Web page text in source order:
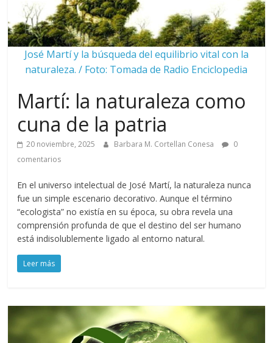
José Martí y la búsqueda del equilibrio vital con la
naturaleza. / Foto: Tomada de Radio Enciclopedia
Martí: la naturaleza como
cuna de la patria
20 noviembre, 2025 Barbara M. Cortellan Conesa
0
comentarios
En el universo intelectual de José Martí, la naturaleza nunca
fue un simple escenario decorativo. Aunque el término
“ecologista” no existía en su época, su obra revela una
comprensión profunda de que el destino del ser humano
está indisolublemente ligado al entorno natural.
Leer más